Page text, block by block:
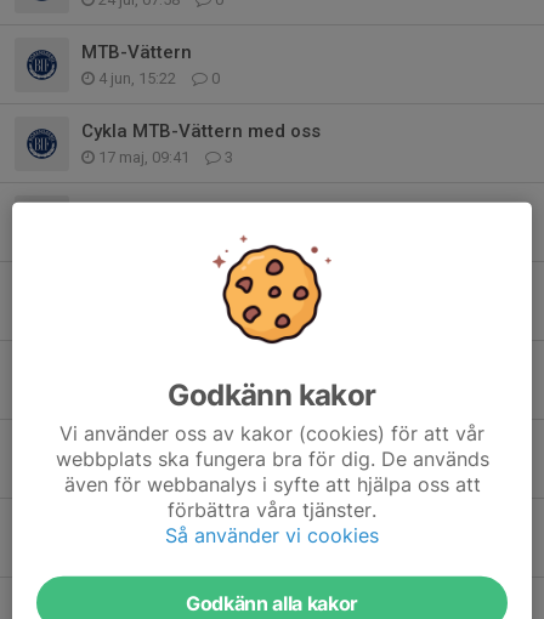
MTB-Vättern
4 jun, 15:22 0
Cykla MTB-Vättern med oss
17 maj, 09:41 3
Ja, vi kör idag Krist Himmelsfärd
Ingen träning på Valborg
0
10 mar, 17:35 0
Avslutning MTB 25/9
23 sep 2025 0
Start höstträning mtb 14/8
Tips på utflyktsmål
Godkänn kakor
Vi använder oss av kakor (cookies) för att vår
webbplats ska fungera bra för dig. De används
även för webbanalys i syfte att hjälpa oss att
förbättra våra tjänster.
Så använder vi cookies
Godkänn alla kakor